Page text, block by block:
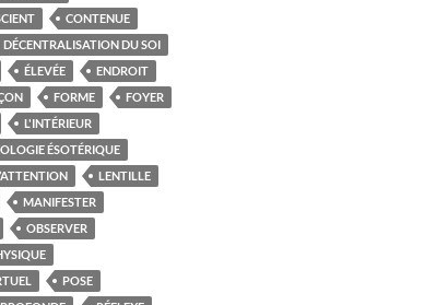
CONTENUE
DÉCENTRALISATION DU SOI
ÉLEVÉE
ENDROIT
FORME
FOYER
L'INTÉRIEUR
ÉSOTÉRIQUE
LENTILLE
MANIFESTER
OBSERVER
POSE